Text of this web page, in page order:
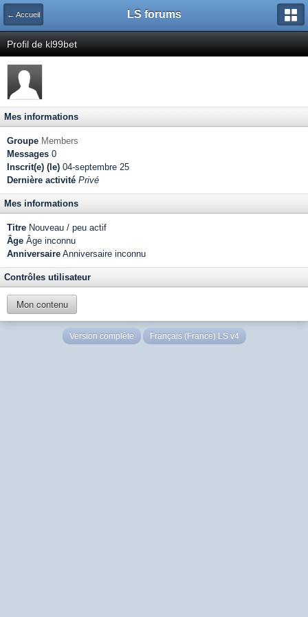
← Accueil LS forums
Profil de kl99bet
Mes informations
Groupe Members
Messages 0
Inscrit(e) (le) 04-septembre 25
Dernière activité Privé
Mes informations
Titre Nouveau / peu actif
Âge Âge inconnu
Anniversaire Anniversaire inconnu
Contrôles utilisateur
Mon contenu
Version complète Français (France) LS v4